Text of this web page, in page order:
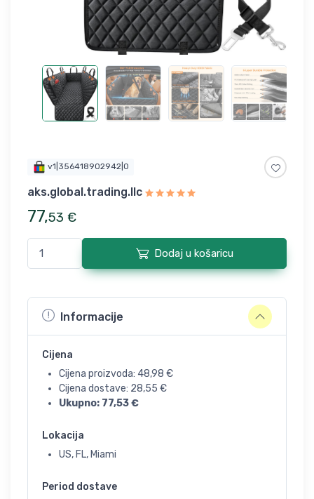
v1|356418902942|0
aks.global.trading.llc
77,53 €
Dodaj u košaricu
Informacije
Cijena
Cijena proizvoda: 48,98 €
Cijena dostave: 28,55 €
Ukupno: 77,53€
Lokacija
US, FL, Miami
Period dostave